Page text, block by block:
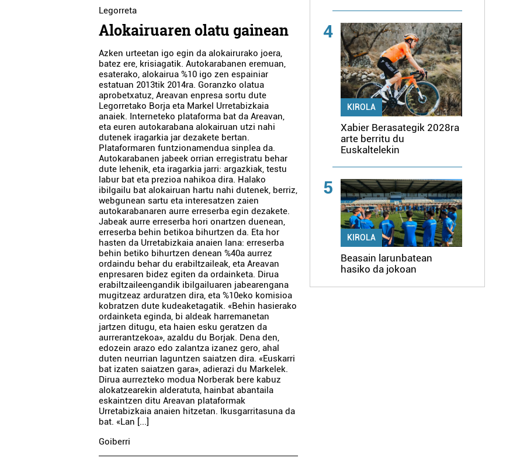
Legorreta
Alokairuaren olatu gainean
Azken urteetan igo egin da alokairurako joera,
batez ere, krisiagatik. Autokarabanen eremuan,
esaterako, alokairua %10 igo zen espainiar
estatuan 2013tik 2014ra. Goranzko olatua
aprobetxatuz, Areavan enpresa sortu dute
Legorretako Borja eta Markel Urretabizkaia
anaiek. Interneteko plataforma bat da Areavan,
eta euren autokarabana alokairuan utzi nahi
dutenek iragarkia jar dezakete bertan.
Plataformaren funtzionamendua sinplea da.
Autokarabanen jabeek orrian erregistratu behar
dute lehenik, eta iragarkia jarri: argazkiak, testu
labur bat eta prezioa nahikoa dira. Halako
ibilgailu bat alokairuan hartu nahi dutenek, berriz,
webgunean sartu eta interesatzen zaien
autokarabanaren aurre erreserba egin dezakete.
Jabeak aurre erreserba hori onartzen duenean,
erreserba behin betikoa bihurtzen da. Eta hor
hasten da Urretabizkaia anaien lana: erreserba
behin betiko bihurtzen denean %40a aurrez
ordaindu behar du erabiltzaileak, eta Areavan
enpresaren bidez egiten da ordainketa. Dirua
erabiltzaileengandik ibilgailuaren jabearengana
mugitzeaz arduratzen dira, eta %10eko komisioa
kobratzen dute kudeaketagatik. «Behin hasierako
ordainketa eginda, bi aldeak harremanetan
jartzen ditugu, eta haien esku geratzen da
aurrerantzekoa», azaldu du Borjak. Dena den,
edozein arazo edo zalantza izanez gero, ahal
duten neurrian laguntzen saiatzen dira. «Euskarri
bat izaten saiatzen gara», adierazi du Markelek.
Dirua aurrezteko modua Norberak bere kabuz
alokatzearekin alderatuta, hainbat abantaila
eskaintzen ditu Areavan plataformak
Urretabizkaia anaien hitzetan. Ikusgarritasuna da
bat. «Lan [...]
Goiberri
4
KIROLA
Xabier Berasategik 2028ra
arte berritu du
Euskaltelekin
5
KIROLA
Beasain larunbatean
hasiko da jokoan